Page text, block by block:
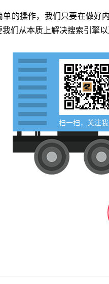
的操作，我们只要在做好
们从本质上解决搜索引擎
扫一扫，关注